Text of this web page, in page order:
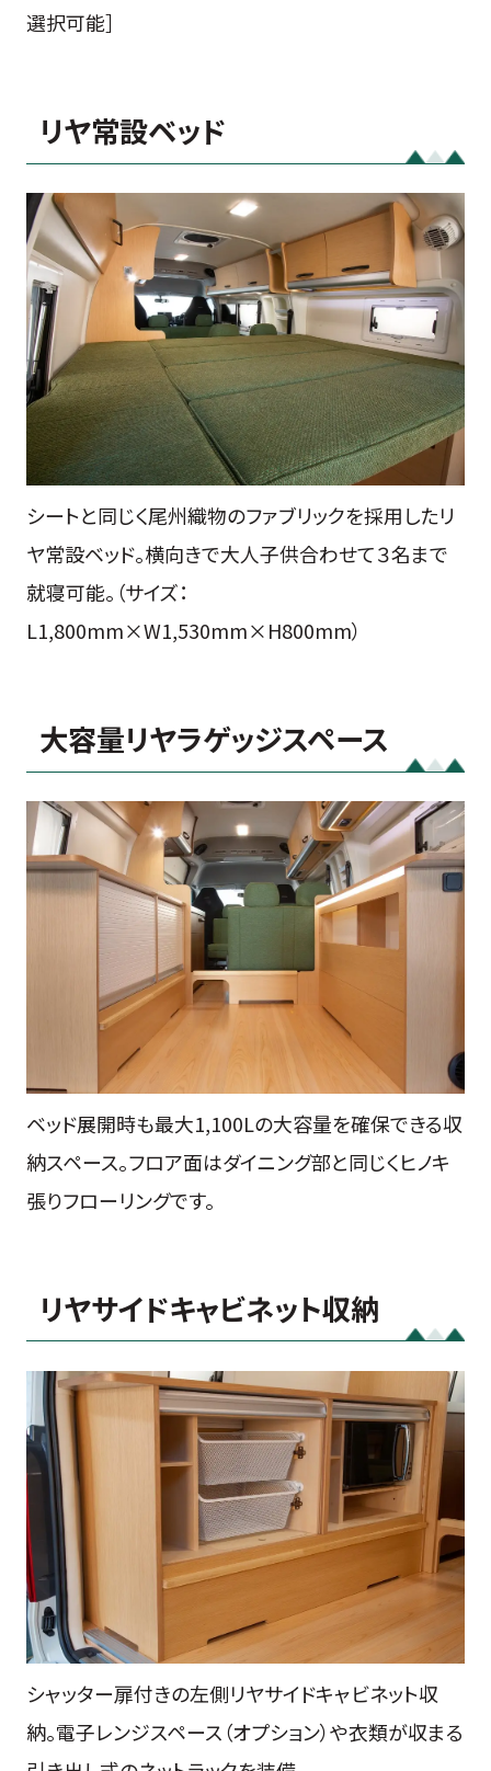
選択可能］
リヤ常設ベッド
シートと同じく尾州織物のファブリックを採用したリ
ヤ常設ベッド。横向きで大人子供合わせて３名まで
就寝可能。（サイズ：
L1,800mm×W1,530mm×H800mm）
大容量リヤラゲッジスペース
ベッド展開時も最大1,100Lの大容量を確保できる収
納スペース。フロア面はダイニング部と同じくヒノキ
張りフローリングです。
リヤサイドキャビネット収納
シャッター扉付きの左側リヤサイドキャビネット収
納。電子レンジスペース（オプション）や衣類が収まる